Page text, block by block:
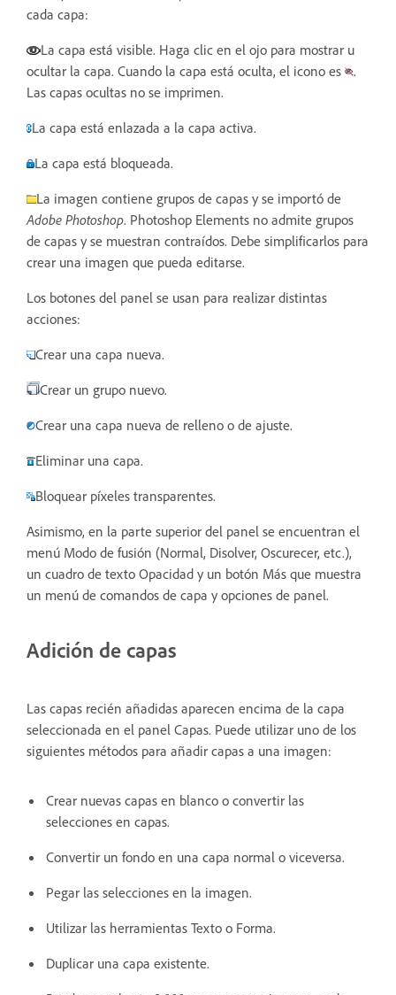
cada capa:
La capa está visible. Haga clic en el ojo para mostrar u
ocultar la capa. Cuando la capa está oculta, el icono es
.
Las capas ocultas no se imprimen.
La capa está enlazada a la capa activa.
La capa está bloqueada.
La imagen contiene grupos de capas y se importó de
Adobe Photoshop. Photoshop Elements no admite grupos
de capas y se muestran contraídos. Debe simplificarlos para
crear una imagen que pueda editarse.
Los botones del panel se usan para realizar distintas
acciones:
Crear una capa nueva.
Crear un grupo nuevo.
Crear una capa nueva de relleno o de ajuste.
Eliminar una capa.
Bloquear píxeles transparentes.
Asimismo, en la parte superior del panel se encuentran el
menú Modo de fusión (Normal, Disolver, Oscurecer, etc.),
un cuadro de texto Opacidad y un botón Más que muestra
un menú de comandos de capa y opciones de panel.
Adición de capas
Las capas recién añadidas aparecen encima de la capa
seleccionada en el panel Capas. Puede utilizar uno de los
siguientes métodos para añadir capas a una imagen:
Crear nuevas capas en blanco o convertir las
selecciones en capas.
Convertir un fondo en una capa normal o viceversa.
Pegar las selecciones en la imagen.
Utilizar las herramientas Texto o Forma.
Duplicar una capa existente.